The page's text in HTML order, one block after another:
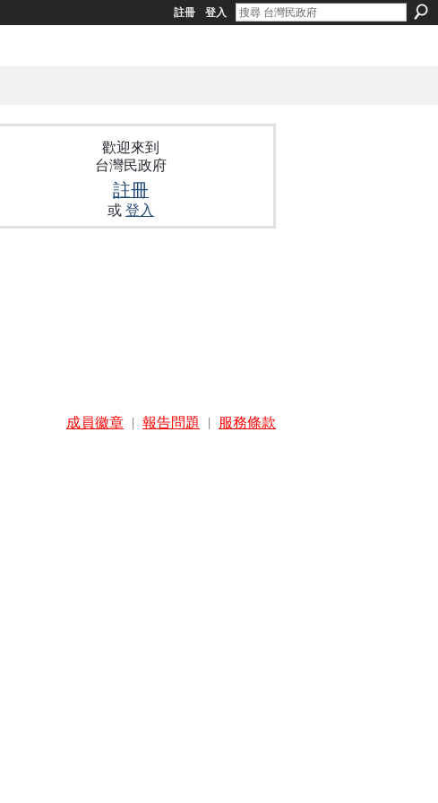
註冊 登入
歡迎來到
台灣民政府
註冊
或登入
成員徽章 | 報告問題 | 服務條款